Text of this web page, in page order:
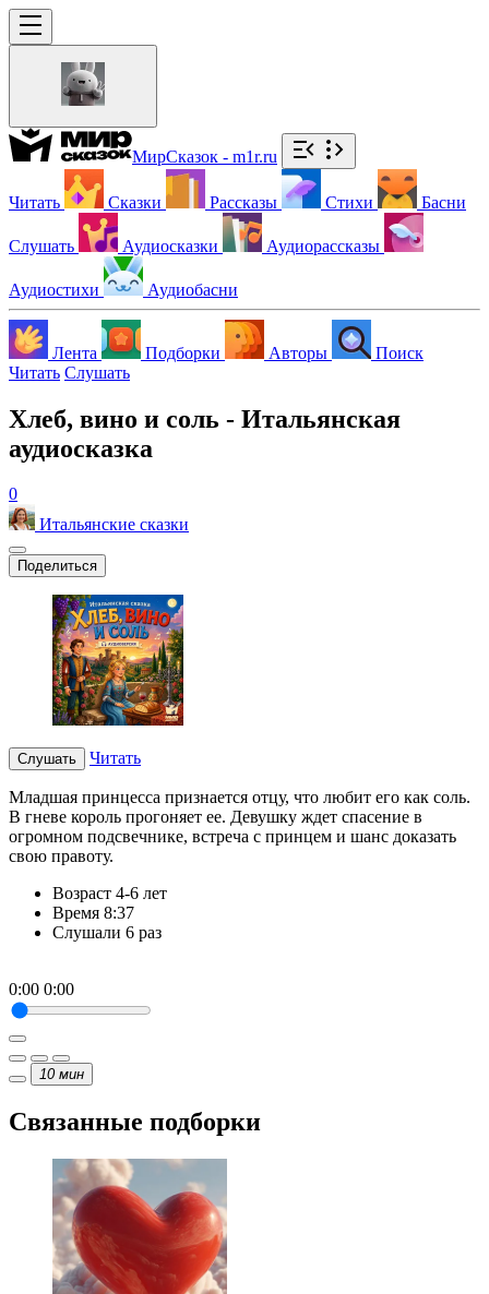
МирСказок - m1r.ru
Читать Сказки Рассказы Стихи Басни
Слушать Аудиосказки Аудиорассказы
Аудиостихи Аудиобасни
Лента Подборки Авторы
Поиск
Читать Слушать
Хлеб, вино и соль - Итальянская
аудиосказка
0
Итальянские сказки
Поделиться
Слушать Читать
Младшая принцесса признается отцу, что любит его как соль.
В гневе король прогоняет ее. Девушку ждет спасение в
огромном подсвечнике, встреча с принцем и шанс доказать
свою правоту.
Возраст 4-6 лет
Время 8:37
Слушали 6 раз
0:00 0:00
10 мин
Связанные подборки